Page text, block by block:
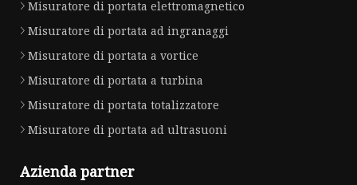
Misuratore di portata elettromagnetico
Misuratore di portata ad ingranaggi
Misuratore di portata a vortice
Misuratore di portata a turbina
Misuratore di portata totalizzatore
Misuratore di portata ad ultrasuoni
Azienda partner